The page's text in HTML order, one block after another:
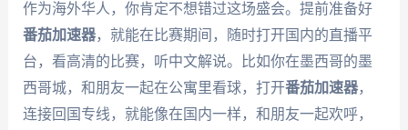
作为海外华人，你肯定不想错过这场盛会。提前准备好
番茄加速器，就能在比赛期间，随时打开国内的直播平
台，看高清的比赛，听中文解说。比如你在墨西哥的墨
西哥城，和朋友一起在公寓里看球，打开番茄加速器，
连接回国专线，就能像在国内一样，和朋友一起欢呼，